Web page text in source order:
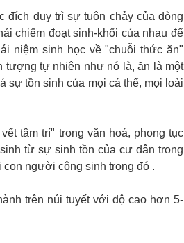
đích duy trì sự tuôn chảy của dòng
chiếm đoạt sinh-khối của nhau để
niệm sinh học về "chuỗi thức ăn"
tượng tự nhiên như nó là, ăn là một
sự tồn sinh của mọi cá thể, mọi loài
tâm trí" trong văn hoá, phong tục
từ sự sinh tồn của cư dân trong
người cộng sinh trong đó .
trên núi tuyết với độ cao hơn 5-